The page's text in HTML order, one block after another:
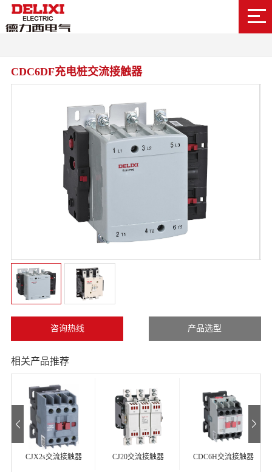
CDC6DF充电桩交流接触器
咨询热线 产品选型
相关产品推荐
CJX2s交流接触器 CJ20交流接触器 CDC6H交流接触器